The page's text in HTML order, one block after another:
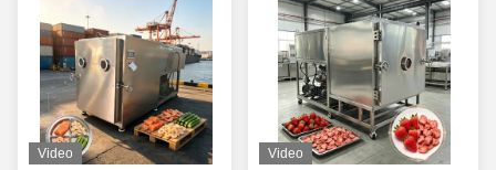
Ditingkatkan
Video Video